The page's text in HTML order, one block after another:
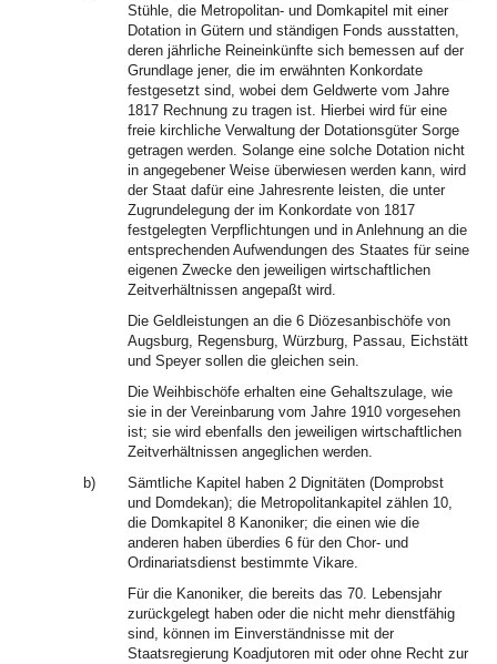
Stühle, die Metropolitan- und Domkapitel mit einer
Dotation in Gütern und ständigen Fonds ausstatten,
deren jährliche Reineinkünfte sich bemessen auf der
Grundlage jener, die im erwähnten Konkordate
festgesetzt sind, wobei dem Geldwerte vom Jahre
1817 Rechnung zu tragen ist. Hierbei wird für eine
freie kirchliche Verwaltung der Dotationsgüter Sorge
getragen werden. Solange eine solche Dotation nicht
in angegebener Weise überwiesen werden kann, wird
der Staat dafür eine Jahresrente leisten, die unter
Zugrundelegung der im Konkordate von 1817
festgelegten Verpflichtungen und in Anlehnung an die
entsprechenden Aufwendungen des Staates für seine
eigenen Zwecke den jeweiligen wirtschaftlichen
Zeitverhältnissen angepaßt wird.
Die Geldleistungen an die 6 Diözesanbischöfe von
Augsburg, Regensburg, Würzburg, Passau, Eichstätt
und Speyer sollen die gleichen sein.
Die Weihbischöfe erhalten eine Gehaltszulage, wie
sie in der Vereinbarung vom Jahre 1910 vorgesehen
ist; sie wird ebenfalls den jeweiligen wirtschaftlichen
Zeitverhältnissen angeglichen werden.
b)
Sämtliche Kapitel haben 2 Dignitäten (Domprobst
und Domdekan); die Metropolitankapitel zählen 10,
die Domkapitel 8 Kanoniker; die einen wie die
anderen haben überdies 6 für den Chor- und
Ordinariatsdienst bestimmte Vikare.
Für die Kanoniker, die bereits das 70. Lebensjahr
zurückgelegt haben oder die nicht mehr dienstfähig
sind, können im Einverständnisse mit der
Staatsregierung Koadjutoren mit oder ohne Recht zur